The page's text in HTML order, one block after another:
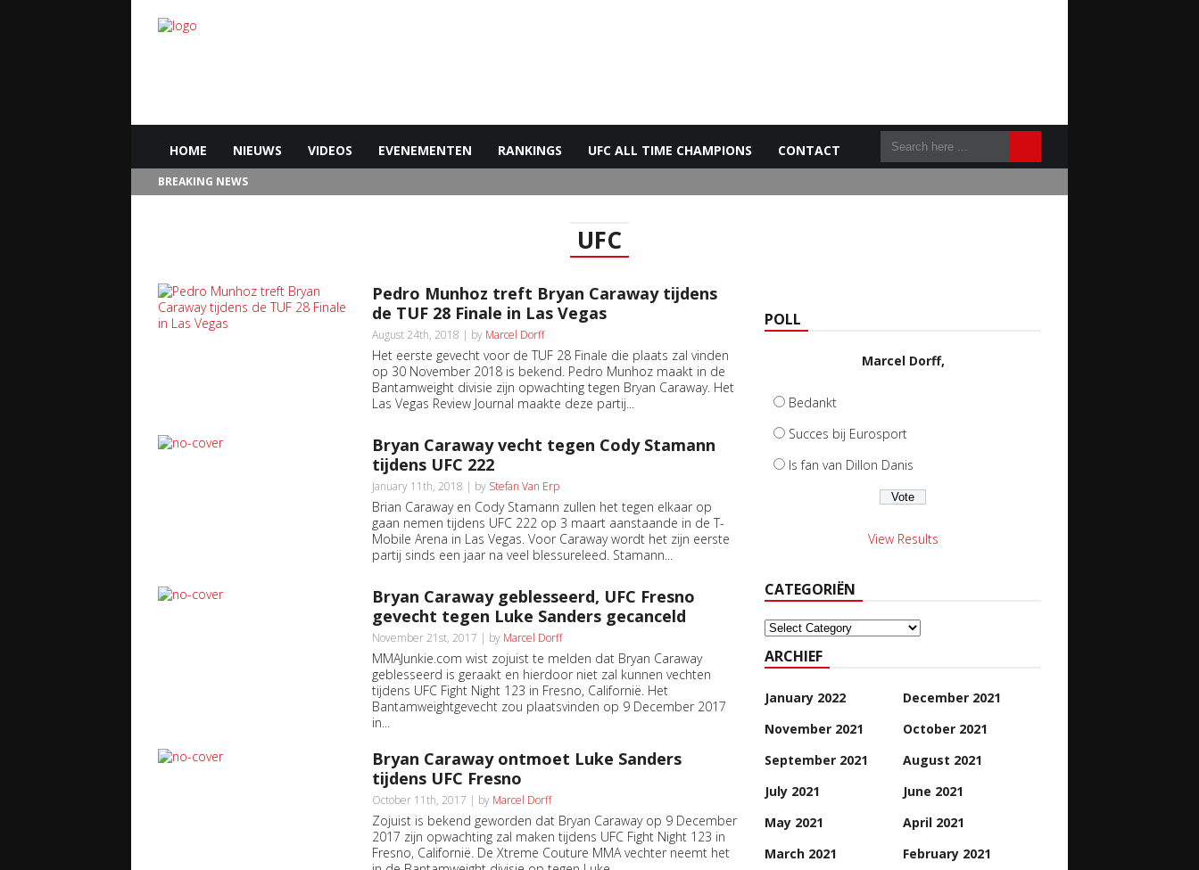
HOME NIEUWS VIDEOS EVENEMENTEN RANKINGS UFC ALL TIME CHAMPIONS CONTACT
BREAKING NEWS
UFC
Pedro Munhoz treft Bryan Caraway tijdens
de TUF 28 Finale in Las Vegas
August 24th, 2018 | by Marcel Dorff
Het eerste gevecht voor de TUF 28 Finale die plaats zal vinden
op 30 November 2018 is bekend. Pedro Munhoz maakt in de
Bantamweight divisie zijn opwachting tegen Bryan Caraway. Het
Las Vegas Review Journal maakte deze partij...
Bryan Caraway vecht tegen Cody Stamann
tijdens UFC 222
January 11th, 2018 | by Stefan Van Erp
Brian Caraway en Cody Stamann zullen het tegen elkaar op
gaan nemen tijdens UFC 222 op 3 maart aanstaande in de T-
Mobile Arena in Las Vegas. Voor Caraway wordt het zijn eerste
partij sinds een jaar na veel blessureleed. Stamann...
Bryan Caraway geblesseerd, UFC Fresno
gevecht tegen Luke Sanders gecanceld
November 21st, 2017 | by Marcel Dorff
MMAJunkie.com wist zojuist te melden dat Bryan Caraway
geblesseerd is geraakt en hierdoor niet zal kunnen vechten
tijdens UFC Fight Night 123 in Fresno, Californië. Het
Bantamweightgevecht zou plaatsvinden op 9 December 2017
in...
Bryan Caraway ontmoet Luke Sanders
tijdens UFC Fresno
October 11th, 2017 | by Marcel Dorff
Zojuist is bekend geworden dat Bryan Caraway op 9 December
2017 zijn opwachting zal maken tijdens UFC Fight Night 123 in
Fresno, Californië. De Xtreme Couture MMA vechter neemt het
POLL
Marcel Dorff,
Bedankt
Succes bij Eurosport
Is fan van Dillon Danis
View Results
CATEGORIËN
Categoriën
ARCHIEF
January 2022
December 2021
November 2021
October 2021
September 2021
August 2021
July 2021
June 2021
May 2021
April 2021
March 2021
February 2021